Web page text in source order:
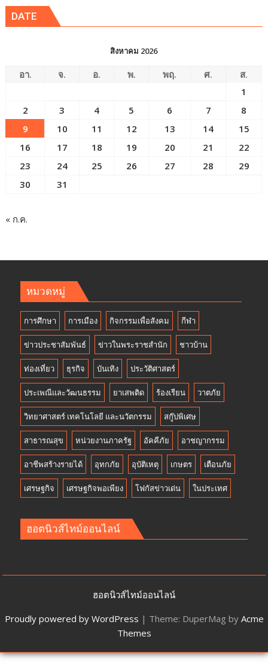
DATE
สิงหาคม 2026
อา. จ. อ. พ. พฤ. ศ.
ส.
1
2
3 4 5 6 7
8
9
10 11 12 13 14
15
16
17 18 19 20 21
22
23
24 25 26 27 28
29
30
31
« ก.ค.
หมวดหมู่
การศึกษา การเมือง กิจกรรมเพื่อสังคม กีฬา
ข่าวประชาสัมพันธ์ ข่าวในพระราชสำนัก ชาวบ้าน
ท่องเที่ยว ธุรกิจ บันเทิง ประวัติศาสตร์
ประเพณีและวัฒนธรรม ยาเสพติด ร้องเรียน วาตภัย
วิทยาศาสตร์ เทคโนโลยี และนวัตกรรม สกู๊ปพิเศษ
สาธารณสุข หน่วยงานภาครัฐ อัคคีภัย อาชญากรรม
อาชีพสร้างรายได้ อุทกภัย อุบัติเหตุ เกษตร เตือนภัย
เศรษฐกิจ เศรษฐกิจพอเพียง โฟกัสข่าวเด่น ในประเทศ
ฮอตนิวส์ไทม์ออนไลน์
ฮอตนิวส์ไทม์ออนไลน์
Proudly powered by WordPress | Theme: DuperMag by Acme
Themes